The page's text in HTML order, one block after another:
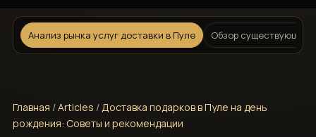
Анализ рынка услуг доставки в Пуле Обзор существующих
Главная /Articles /Доставка подарков в Пуле на день
рождения: Советы и рекомендации